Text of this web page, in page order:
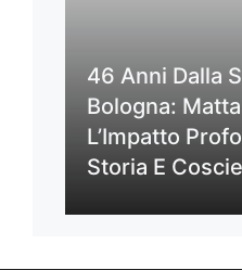
46 Anni Dalla
Bologna:
L’Impatto
Storia E